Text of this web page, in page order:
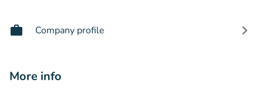
Company profile
More info